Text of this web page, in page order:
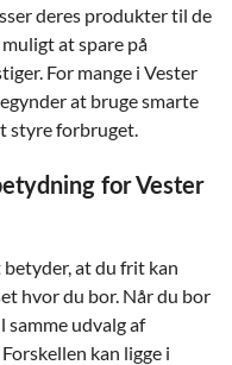
deres produkter til de
at spare på
For mange i Vester
at bruge smarte
styre forbruget.
for Vester
at du frit kan
hvor du bor. Når du bor
samme udvalg af
kan ligge i